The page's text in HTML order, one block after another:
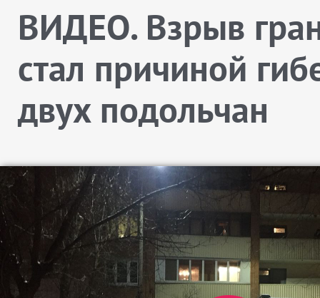
ВИДЕО. Взрыв
стал причиной
двух подольчан